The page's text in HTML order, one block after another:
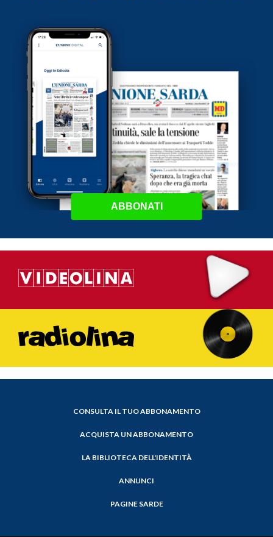
ABBONATI
CONSULTA IL TUO ABBONAMENTO
ACQUISTA UN ABBONAMENTO
LA BIBLIOTECA DELL'IDENTITÀ
ANNUNCI
PAGINE SARDE